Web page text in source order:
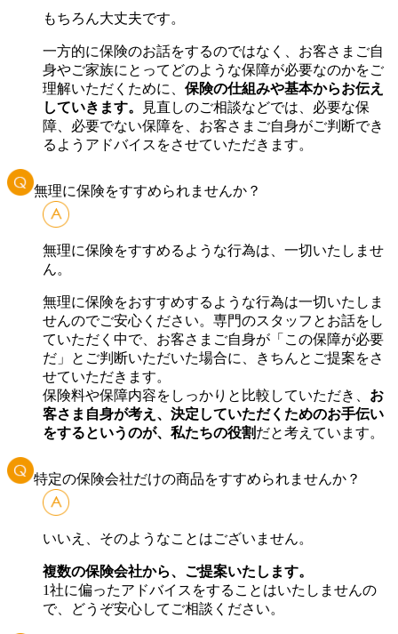
もちろん大丈夫です。
一方的に保険のお話をするのではなく、お客さまご自
身やご家族にとってどのような保障が必要なのかをご
理解いただくために、 保険の仕組みや基本からお伝え
していきます。
見直しのご相談などでは、必要な保
障、必要でない保障を、お客さまご自身がご判断でき
るようアドバイスをさせていただきます。
無理に保険をすすめられませんか？
無理に保険をすすめるような行為は、一切いたしませ
ん。
無理に保険をおすすめするような行為は一切いたしま
せんのでご安心ください。専門のスタッフとお話をし
ていただく中で、お客さまご自身が「この保障が必要
だ」とご判断いただいた場合に、きちんとご提案をさ
せていただきます。
保険料や保障内容をしっかりと比較していただき、 お
客さま自身が考え、決定していただくためのお手伝い
をするというのが、私たちの役割だと考えています。
特定の保険会社だけの商品をすすめられませんか？
いいえ、そのようなことはございません。
複数の保険会社から、ご提案いたします。
1社に偏ったアドバイスをすることはいたしませんの
で、どうぞ安心してご相談ください。